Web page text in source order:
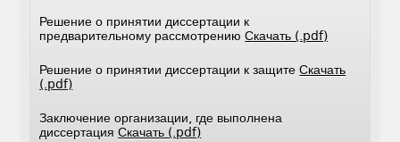
Решение о принятии диссертации к
предварительному рассмотрениюСкачать (.pdf)
Решение о принятии диссертации к защитеСкачать
(.pdf)
Заключение организации, где выполнена
диссертацияСкачать (.pdf)